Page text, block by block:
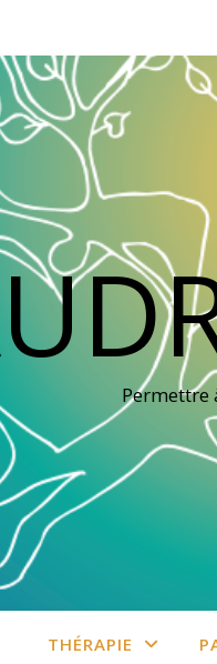
Permettre
THÉRAPIE